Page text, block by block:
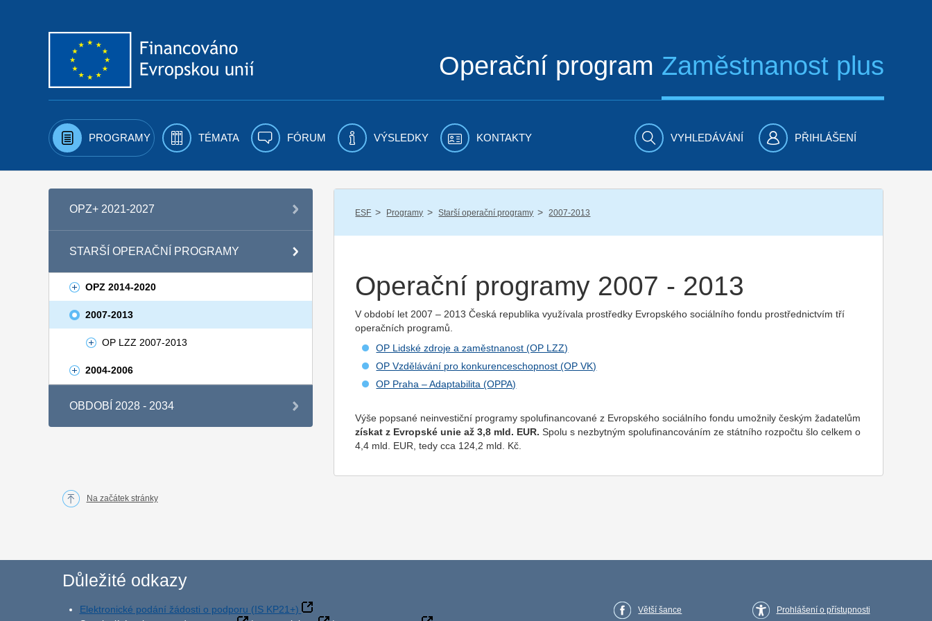
Operační program Zaměstnanost plus
PROGRAMY TÉMATA FÓRUM VÝSLEDKY KONTAKTY VYHLEDÁVÁNÍ PŘIHLÁŠENÍ
OPZ+ 2021-2027
STARŠÍ OPERAČNÍ PROGRAMY
OPZ 2014-2020
2007-2013
OP LZZ 2007-2013
2004-2006
OBDOBÍ 2028 - 2034
ESF / Programy / Starší operační programy / 2007-2013
Operační programy 2007 - 2013
V období let 2007 – 2013 Česká republika využívala prostředky Evropského sociálního fondu prostřednictvím tří
operačních programů.
OP Lidské zdroje a zaměstnanost (OP LZZ)
OP Vzdělávání pro konkurenceschopnost (OP VK)
OP Praha – Adaptabilita (OPPA)
Výše popsané neinvestiční programy spolufinancované z Evropského sociálního fondu umožnily českým žadatelům
získat z Evropské unie až 3,8 mld. EUR. Spolu s nezbytným spolufinancováním ze státního rozpočtu šlo celkem o
4,4 mld. EUR, tedy cca 124,2 mld. Kč.
Na začátek stránky
Důležité odkazy
Elektronické podání žádosti o podporu (IS KP21+)
Větší šance Prohlášení o přístupnosti